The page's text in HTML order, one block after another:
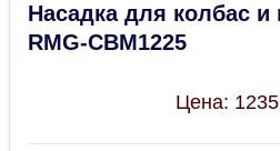
Насадка для колбас и
RMG-CBM1225
Цена: 1235